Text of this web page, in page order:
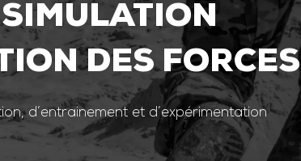
DES FORCES
d’entrainement et d’expérimentation